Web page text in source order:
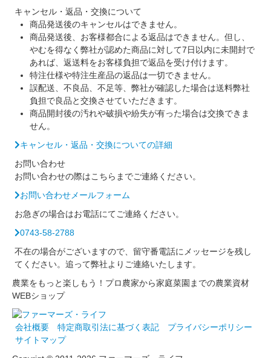
キャンセル・返品・交換について
商品発送後のキャンセルはできません。
商品発送後、お客様都合による返品はできません。但し、
やむを得なく弊社が認めた商品に対して7日以内に未開封で
あれば、返送料をお客様負担で返品を受け付けます。
特注仕様や特注生産品の返品は一切できません。
誤配送、不良品、不足等、弊社が確認した場合は送料弊社
負担で良品と交換させていただきます。
商品開封後の汚れや破損や紛失が有った場合は交換できま
せん。
キャンセル・返品・交換についての詳細
お問い合わせ
お問い合わせの際はこちらまでご連絡ください。
お問い合わせメールフォーム
お急ぎの場合はお電話にてご連絡ください。
0743-58-2788
不在の場合がございますので、留守番電話にメッセージを残し
てください。追って弊社よりご連絡いたします。
農業をもっと楽しもう！プロ農家から家庭菜園までの農業資材
WEBショップ
会社概要 特定商取引法に基づく表記
プライバシーポリシー
サイトマップ